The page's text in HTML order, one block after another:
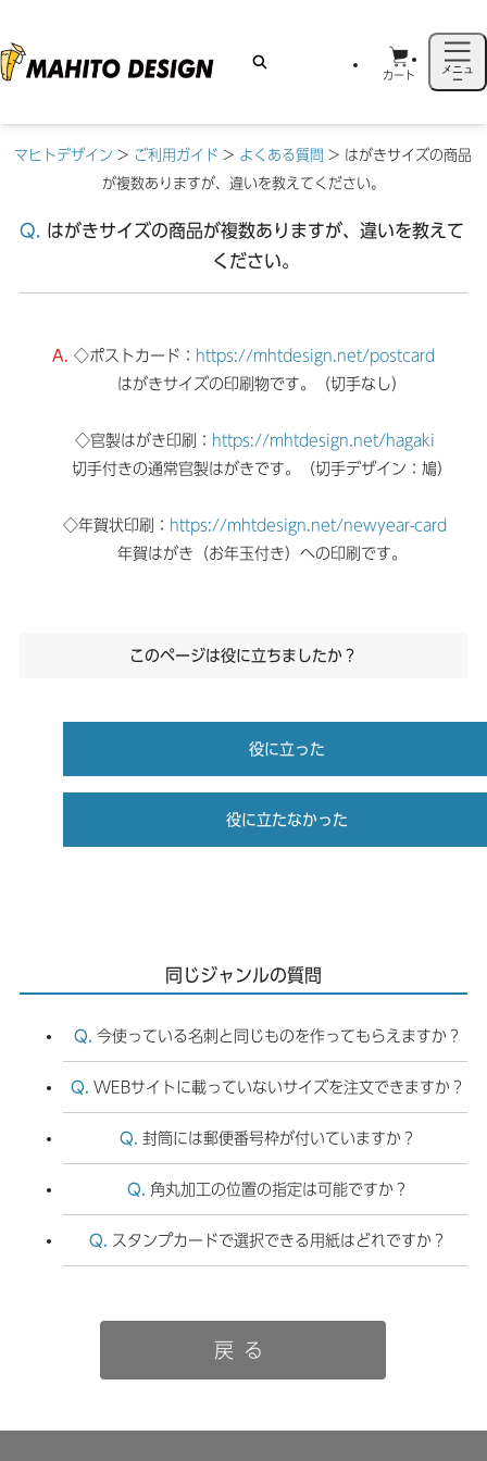
カート
メニュ
ー
マヒトデザイン > ご利用ガイド > よくある質問 > はがきサイズの商品
が複数ありますが、違いを教えてください。
はがきサイズの商品が複数ありますが、違いを教えて
ください。
◇ポストカード： https://mhtdesign.net/postcard
はがきサイズの印刷物です。（切手なし）
◇官製はがき印刷： https://mhtdesign.net/hagaki
切手付きの通常官製はがきです。（切手デザイン：鳩）
◇年賀状印刷： https://mhtdesign.net/newyear-card
年賀はがき（お年玉付き）への印刷です。
このページは役に立ちましたか？
役に立った
役に立たなかった
同じジャンルの質問
今使っている名刺と同じものを作ってもらえますか？
WEBサイトに載っていないサイズを注文できますか？
封筒には郵便番号枠が付いていますか？
角丸加工の位置の指定は可能ですか？
スタンプカードで選択できる用紙はどれですか？
戻る